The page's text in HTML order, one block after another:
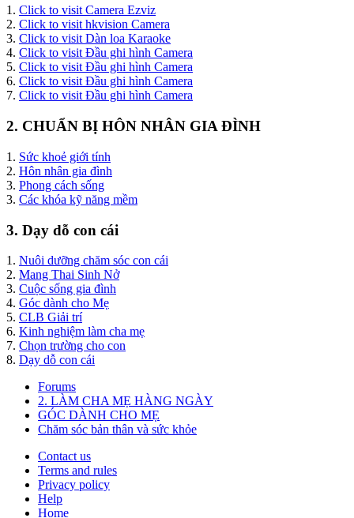
1. Click to visit Camera Ezviz
2. Click to visit hkvision Camera
3. Click to visit Dàn loa Karaoke
4. Click to visit Đầu ghi hình Camera
5. Click to visit Đầu ghi hình Camera
6. Click to visit Đầu ghi hình Camera
7. Click to visit Đầu ghi hình Camera
2. CHUẨN BỊ HÔN NHÂN GIA ĐÌNH
1. Sức khoẻ giới tính
2. Hôn nhân gia đình
3. Phong cách sống
3. Các khóa kỹ năng mềm
3. Dạy dỗ con cái
1. Nuôi dưỡng chăm sóc con cái
2. Mang Thai Sinh Nở
3. Cuộc sống gia đình
4. Góc dành cho Mẹ
5. CLB Giải trí
6. Kinh nghiệm làm cha mẹ
7. Chọn trường cho con
8. Dạy dỗ con cái
Forums
2. LÀM CHA MẸ HÀNG NGÀY
GÓC DÀNH CHO MẸ
Chăm sóc bản thân và sức khỏe
Contact us
Terms and rules
Privacy policy
Help
Home